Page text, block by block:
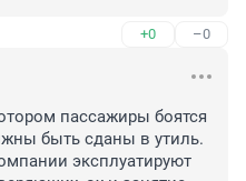
+0 –0
пассажиры боятся
быть сданы в утиль.
эксплуатируют